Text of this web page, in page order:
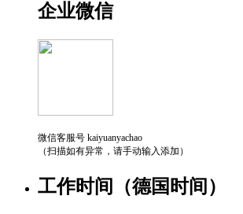
企业微信
微信客服号 kaiyuanyachao
（扫描如有异常，请手动输入添加）
工作时间（德国时间）